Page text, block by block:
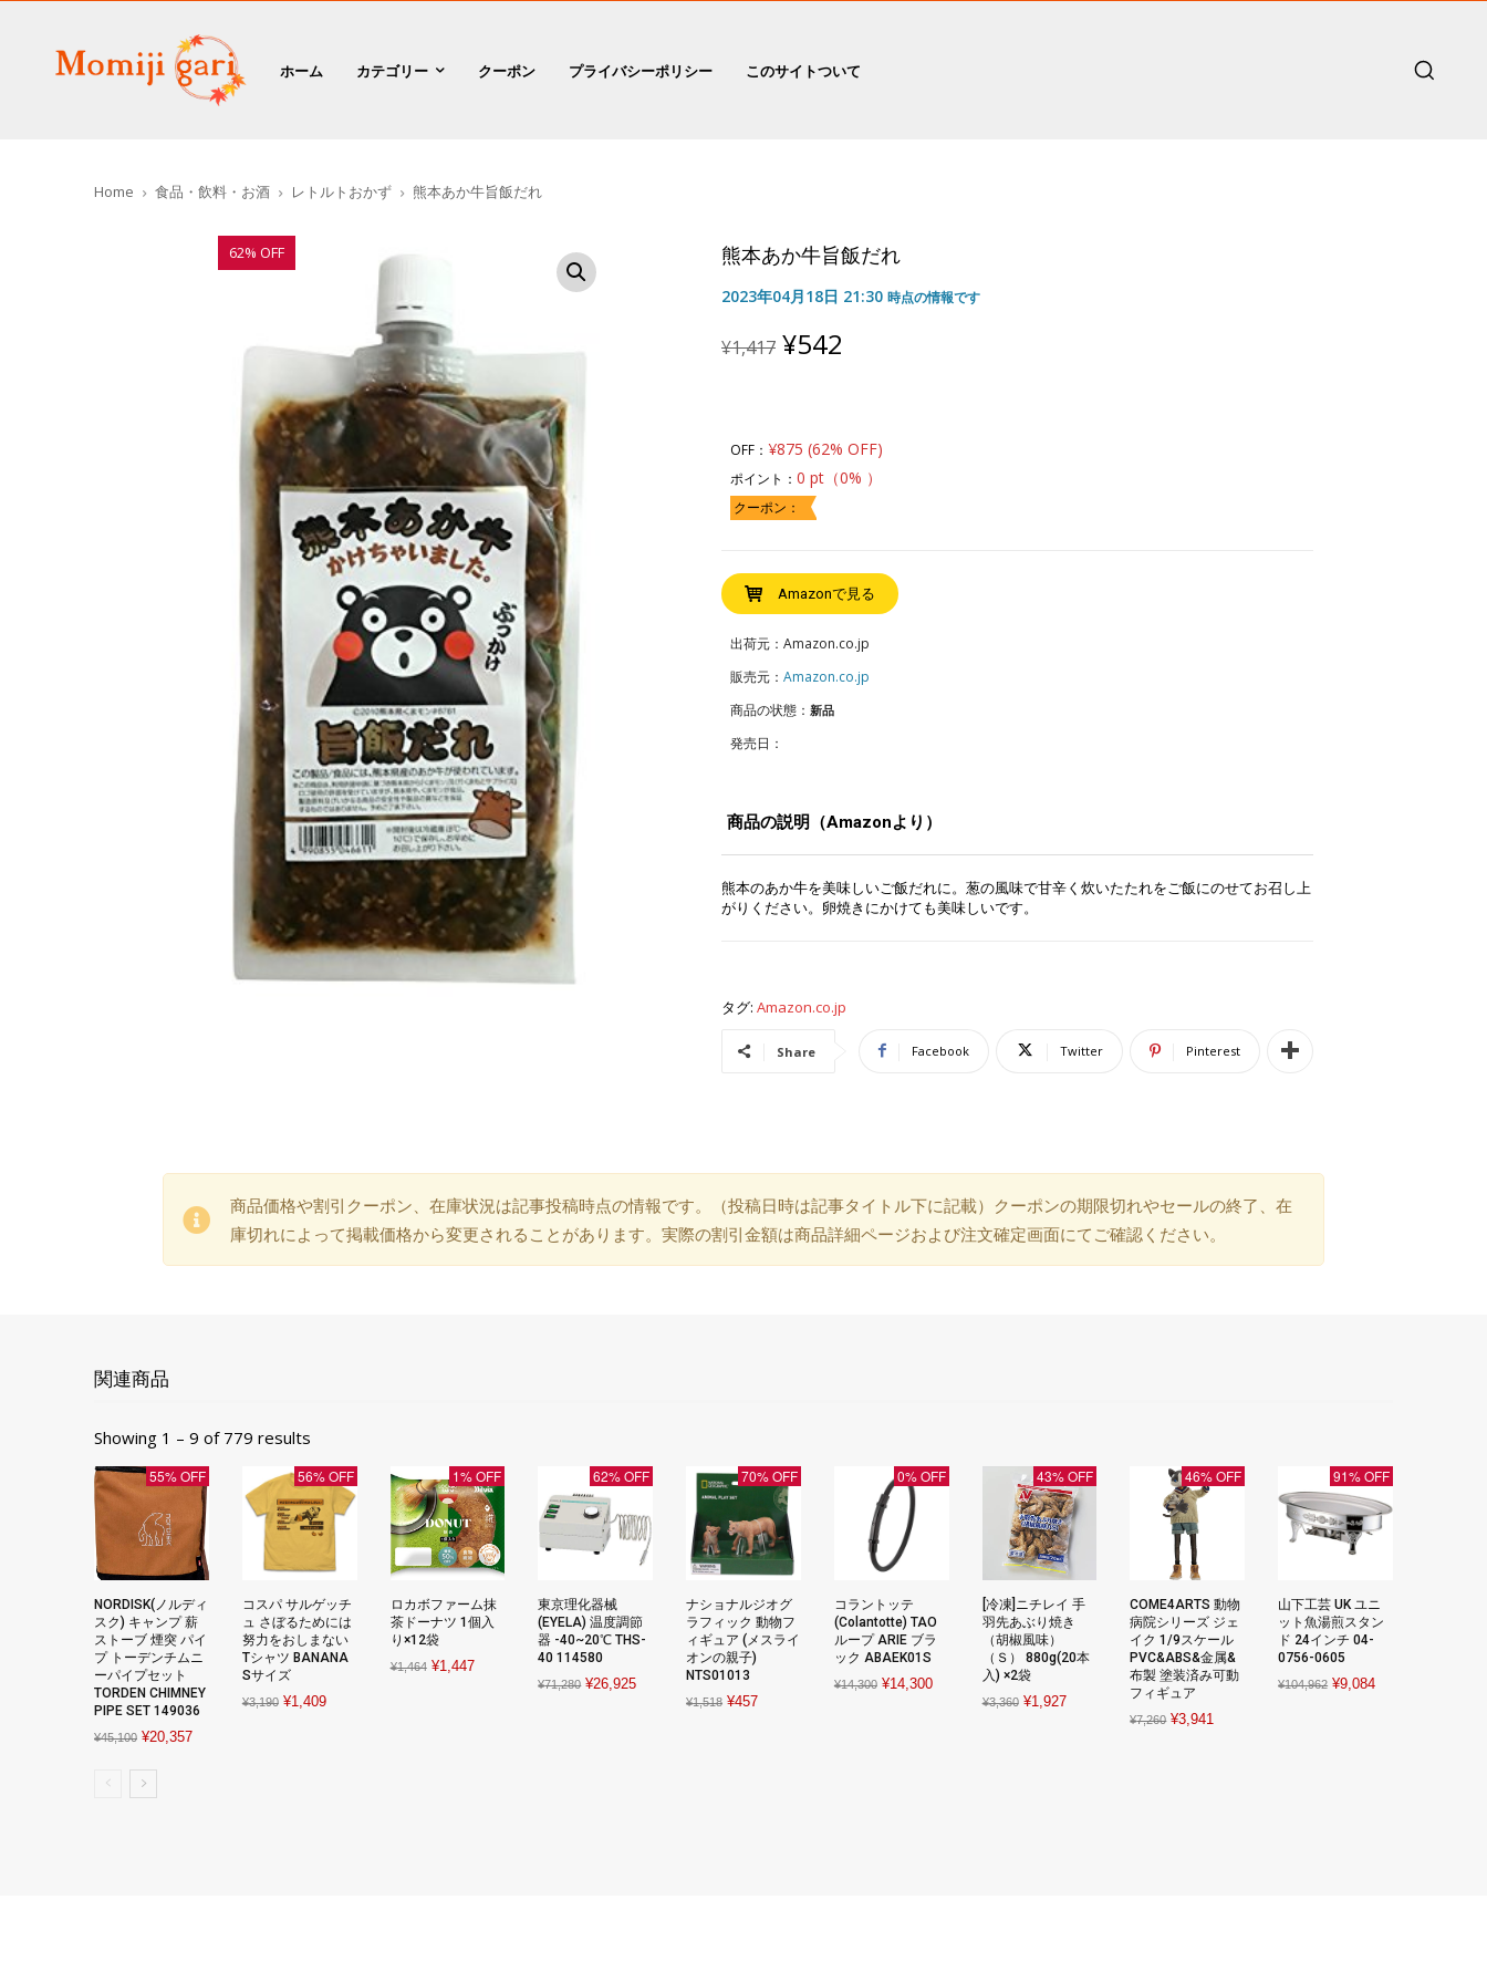
ホーム カテゴリー クーポン プライバシーポリシー このサイトついて
Home 食品・飲料・お酒 レトルトおかず 熊本あか牛旨飯だれ
62% OFF 熊本あか牛旨飯だれ
2023年04月18日 21:30 時点の情報です
¥1,417 Original
price
¥542
OFF： ¥875 (62% OFF)
ポイント： 0 pt（0% ）
クーポン：
Amazonで見る
出荷元：Amazon.co.jp
販売元： Amazon.co.jp
商品の状態： 新品
発売日：
商品の説明（Amazonより）
熊本のあか牛を美味しいご飯だれに。葱の風味で甘辛く炊いたたれをご飯にのせてお召し上
がりください。卵焼きにかけても美味しいです。
タグ: Amazon.co.jp
Share Facebook Twitter Pinterest
商品価格や割引クーポン、在庫状況は記事投稿時点の情報です。（投稿日時は記事タイトル下に記載）クーポンの期限切れやセールの終了、在
庫切れによって掲載価格から変更されることがあります。実際の割引金額は商品詳細ページおよび注文確定画面にてご確認ください。
関連商品
Showing 1 – 9 of 779 results
55% OFF
NORDISK(ノルディ
スク) キャンプ 薪
ストーブ 煙突 パイ
プ トーデンチムニ
ーパイプセット
TORDEN CHIMNEY
PIPE SET 149036
¥45,100 Original
was:
¥20,357Current
56% OFF
コスパ サルゲッチ
ュ さぼるためには
努力をおしまない
Tシャツ BANANA
Sサイズ
¥3,190 Original
¥1,409Current
1% OFF
ロカボファーム抹
茶ドーナツ 1個入
り×12袋
¥1,464 Original
¥1,447Current
62% OFF
東京理化器械
(EYELA) 温度調節
器 -40~20℃ THS-
40 114580
¥71,280 Original
¥26,925Current
70% OFF
ナショナルジオグ
ラフィック 動物フ
ィギュア (メスライ
オンの親子)
NTS01013
¥1,518 Original
¥457Current
0% OFF
コラントッテ
(Colantotte) TAO
ループ ARIE ブラ
ック ABAEK01S
¥14,300 Original
¥14,300Current
43% OFF
[冷凍]ニチレイ 手
羽先あぶり焼き
（胡椒風味）
（Ｓ） 880g(20本
入) ×2袋
¥3,360 Original
¥1,927Current
46% OFF
COME4ARTS 動物
病院シリーズ ジェ
イク 1/9スケール
PVC&ABS&金属&
布製 塗装済み可動
フィギュア
¥7,260 Original
¥3,941
91% OFF
山下工芸 UK ユニ
ット魚湯煎スタン
ド 24インチ 04-
0756-0605
¥104,962 Original
¥9,084Current